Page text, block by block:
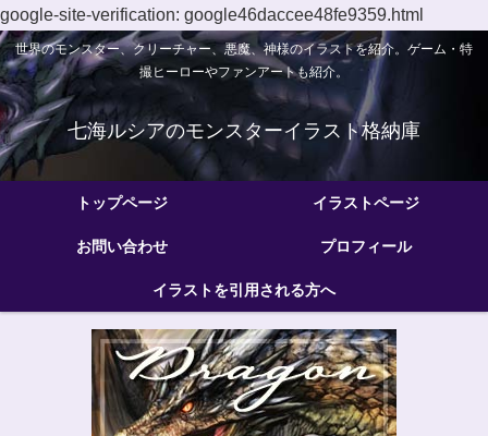
google-site-verification: google46daccee48fe9359.html
世界のモンスター、クリーチャー、悪魔、神様のイラストを紹介。ゲーム・特
撮ヒーローやファンアートも紹介。
七海ルシアのモンスターイラスト格納庫
トップページ イラストページ
お問い合わせ プロフィール
イラストを引用される方へ